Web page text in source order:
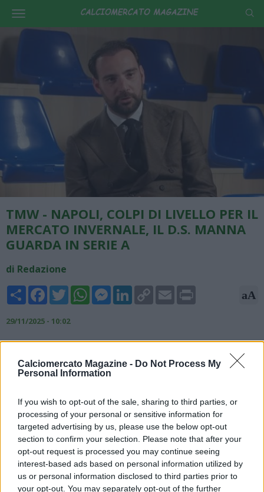
Calciomercato Magazine - Do Not Process My
Personal Information
If you wish to opt-out of the sale, sharing to third parties, or
processing of your personal or sensitive information for
targeted advertising by us, please use the below opt-out
section to confirm your selection. Please note that after your
opt-out request is processed you may continue seeing
interest-based ads based on personal information utilized by
us or personal information disclosed to third parties prior to
your opt-out. You may separately opt-out of the further
TMW - NAPOLI, COLPI DI LIVELLO PER IL
MERCATO INVERNALE, IL D.S. MANNA
GUARDA IN SERIE A
di Redazione
Share FacebookTwitterWhatsAppMessengerLinkedInCopy
Link
Email aA
29/11/2025 - 10:02
Secondo quanto riportato da TMW, nel mercato invernale, il
Napoli si orienterà su colpi di livello, con l'obiettivo di
rinforzare il centrocampo. Nel mirino del d.s. Giovanni Manna ci
opzioni per il centrocampo. La prima porta ad Atta
dell’Udinese che in questa prima parte di stagione sta
facendo vedere grandi cose. La famiglia Pozzo vuole blindarlo
e la sua valutazione è già molto alta. Oltre a lui c’è Frendrup
del Genoa".